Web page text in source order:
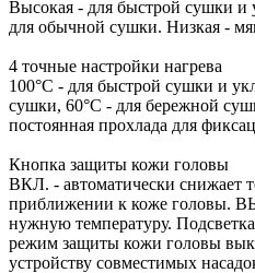
Высокая - для быстрой сушки и
для обычной сушки. Низкая -
4 точные настройки нагрева
100°C - для быстрой сушки и
сушки, 60°C - для бережной
постоянная прохлада для
Кнопка защиты кожи головы
ВКЛ. - автоматически снижает
приближении к коже головы.
нужную температуру.
режим защиты кожи головы
устройству совместимых